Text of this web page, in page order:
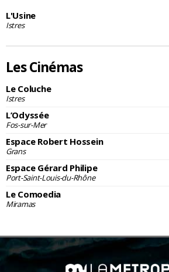
L'Usine
Istres
Les Cinémas
Le Coluche
Istres
L’Odyssée
Fos-sur-Mer
Espace Robert Hossein
Grans
Espace Gérard Philipe
Port-Saint-Louis-du-Rhône
Le Comoedia
Miramas